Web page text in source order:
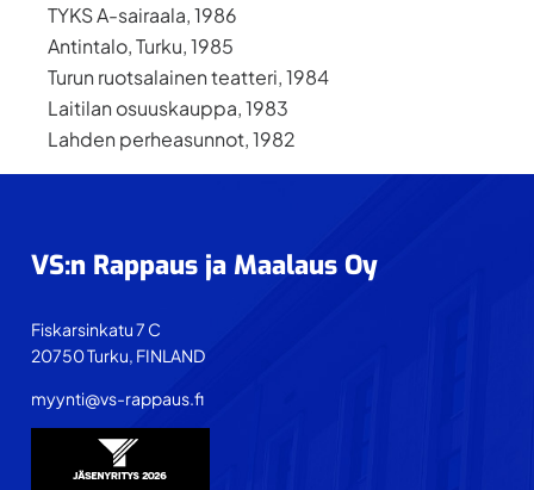
TYKS A-sairaala, 1986
Antintalo, Turku, 1985
Turun ruotsalainen teatteri, 1984
Laitilan osuuskauppa, 1983
Lahden perheasunnot, 1982
VS:n Rappaus ja Maalaus Oy
Fiskarsinkatu 7 C
20750 Turku, FINLAND
myynti@vs-rappaus.fi